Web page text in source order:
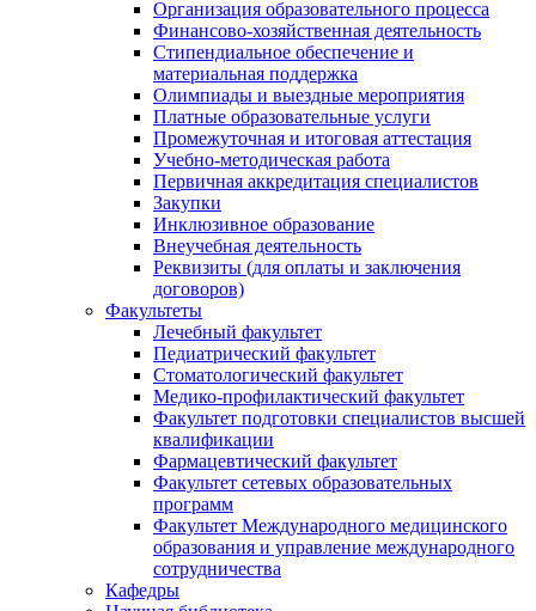
Организация образовательного процесса
Финансово-хозяйственная деятельность
Стипендиальное обеспечение и
материальная поддержка
Олимпиады и выездные мероприятия
Платные образовательные услуги
Промежуточная и итоговая аттестация
Учебно-методическая работа
Первичная аккредитация специалистов
Закупки
Инклюзивное образование
Внеучебная деятельность
Реквизиты (для оплаты и заключения
договоров)
Факультеты
Лечебный факультет
Педиатрический факультет
Стоматологический факультет
Медико-профилактический факультет
Факультет подготовки специалистов высшей
квалификации
Фармацевтический факультет
Факультет сетевых образовательных
программ
Факультет Международного медицинского
образования и управление международного
сотрудничества
Кафедры